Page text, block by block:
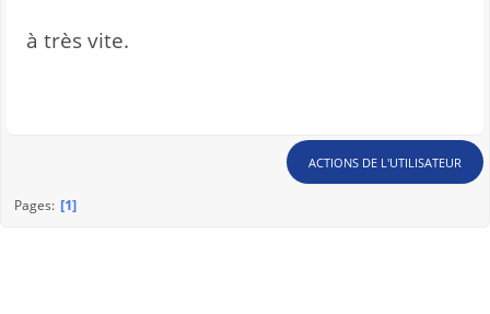
à très vite.
ACTIONS DE L'UTILISATEUR
Pages 1